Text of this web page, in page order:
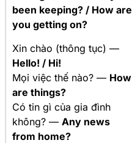
been keeping? / How are
you getting on?
Xin chào (thông tục) —
Hello! / Hi!
Mọi việc thế nào? — How
are things?
Có tin gì của gia đình
không? — Any news
from home?